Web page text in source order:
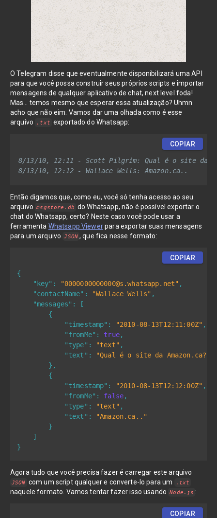
O Telegram disse que eventualmente disponibilizará uma API
para que você possa construir seus próprios scripts e importar
mensagens de qualquer aplicativo de chat, next level foda!
Mas… temos mesmo que esperar essa atualização? Uhmn
acho que não eim. Vamos dar uma olhada como é esse
arquivo
.txt exportado do Whatsapp:
COPIAR
8/13/10, 12:11 - Scott Pilgrim: Qual é o site da
8/13/10, 12:12 - Wallace Wells: Amazon.ca..
Então digamos que, como eu, você só tenha acesso ao seu
arquivo msgstore.db do Whatsapp, não é possível exportar o
chat do Whatsapp, certo? Neste caso você pode usar a
ferramenta Whatsapp Viewerpara exportar suas mensagens
para um arquivo JSON , que fica nesse formato:
COPIAR
{
"key" : "0000000000000@s.whatsapp.net" ,
"contactName" : "Wallace Wells" ,
"messages" :
[
{
"timestamp" : "2010-08-13T12:11:00Z" ,
"fromMe" : true,
"type" : "text" ,
"text" :
"Qual é o site da Amazon.ca?"
} ,
{
"timestamp" : "2010-08-13T12:12:00Z" ,
"fromMe" : false,
"type" : "text" ,
"text" :
"Amazon.ca.."
}
]
}
Agora tudo que você precisa fazer é carregar este arquivo
JSON com um script qualquer e converte-lo para um .txt
naquele formato. Vamos tentar fazer isso usando Node.js :
COPIAR